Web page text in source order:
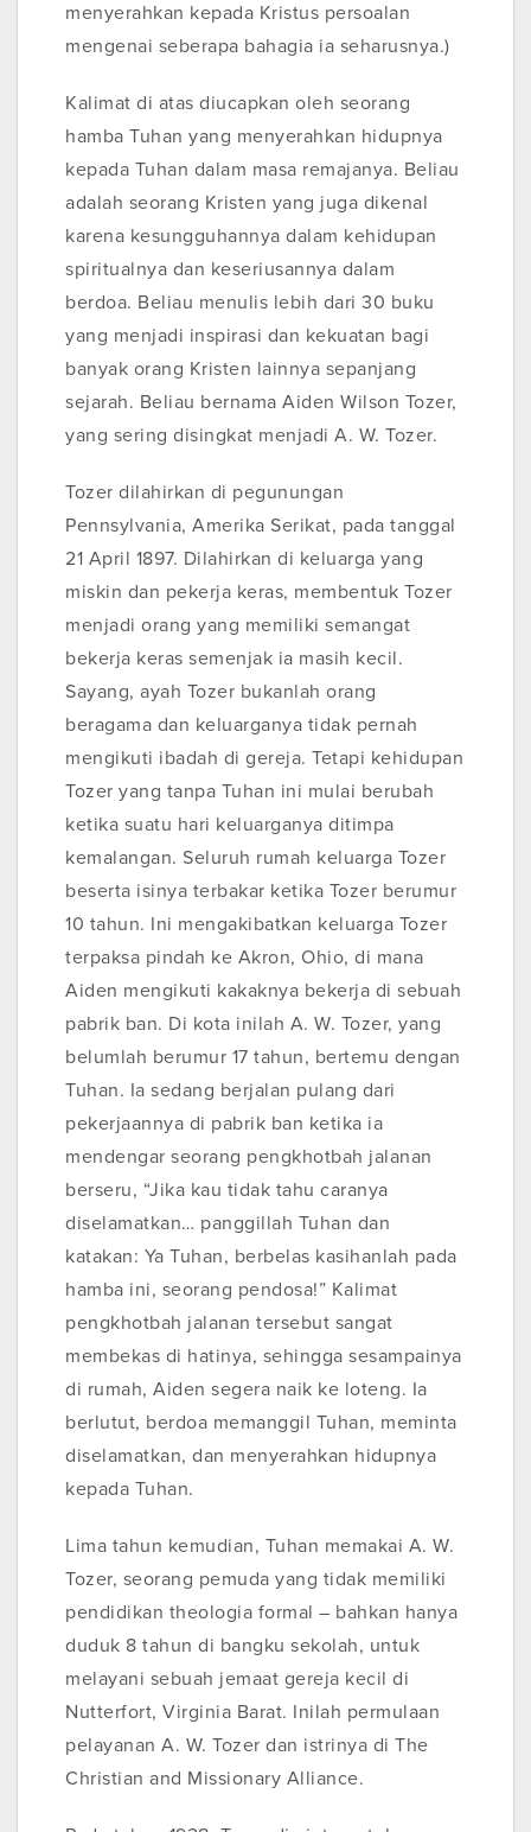
menyerahkan kepada Kristus persoalan
mengenai seberapa bahagia ia seharusnya.)
Kalimat di atas diucapkan oleh seorang
hamba Tuhan yang menyerahkan hidupnya
kepada Tuhan dalam masa remajanya. Beliau
adalah seorang Kristen yang juga dikenal
karena kesungguhannya dalam kehidupan
spiritualnya dan keseriusannya dalam
berdoa. Beliau menulis lebih dari 30 buku
yang menjadi inspirasi dan kekuatan bagi
banyak orang Kristen lainnya sepanjang
sejarah. Beliau bernama Aiden Wilson Tozer,
yang sering disingkat menjadi A. W. Tozer.
Tozer dilahirkan di pegunungan
Pennsylvania, Amerika Serikat, pada tanggal
21 April 1897. Dilahirkan di keluarga yang
miskin dan pekerja keras, membentuk Tozer
menjadi orang yang memiliki semangat
bekerja keras semenjak ia masih kecil.
Sayang, ayah Tozer bukanlah orang
beragama dan keluarganya tidak pernah
mengikuti ibadah di gereja. Tetapi kehidupan
Tozer yang tanpa Tuhan ini mulai berubah
ketika suatu hari keluarganya ditimpa
kemalangan. Seluruh rumah keluarga Tozer
beserta isinya terbakar ketika Tozer berumur
10 tahun. Ini mengakibatkan keluarga Tozer
terpaksa pindah ke Akron, Ohio, di mana
Aiden mengikuti kakaknya bekerja di sebuah
pabrik ban. Di kota inilah A. W. Tozer, yang
belumlah berumur 17 tahun, bertemu dengan
Tuhan. Ia sedang berjalan pulang dari
pekerjaannya di pabrik ban ketika ia
mendengar seorang pengkhotbah jalanan
berseru, “Jika kau tidak tahu caranya
diselamatkan… panggillah Tuhan dan
katakan: Ya Tuhan, berbelas kasihanlah pada
hamba ini, seorang pendosa!” Kalimat
pengkhotbah jalanan tersebut sangat
membekas di hatinya, sehingga sesampainya
di rumah, Aiden segera naik ke loteng. Ia
berlutut, berdoa memanggil Tuhan, meminta
diselamatkan, dan menyerahkan hidupnya
kepada Tuhan.
Lima tahun kemudian, Tuhan memakai A. W.
Tozer, seorang pemuda yang tidak memiliki
pendidikan theologia formal – bahkan hanya
duduk 8 tahun di bangku sekolah, untuk
melayani sebuah jemaat gereja kecil di
Nutterfort, Virginia Barat. Inilah permulaan
pelayanan A. W. Tozer dan istrinya di The
Christian and Missionary Alliance.